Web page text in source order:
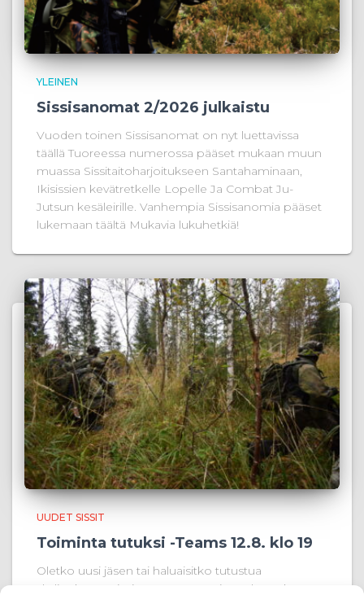
YLEINEN
Sissisanomat 2/2026 julkaistu
Vuoden toinen Sissisanomat on nyt luettavissa
täällä Tuoreessa numerossa pääset mukaan muun
muassa Sissitaitoharjoitukseen Santahaminaan,
Ikisissien kevätretkelle Lopelle Ja Combat Ju-
Jutsun kesäleirille. Vanhempia Sissisanomia pääset
lukemaan täältä Mukavia lukuhetkiä!
UUDET SISSIT
Toiminta tutuksi -Teams 12.8. klo 19
Oletko uusi jäsen tai haluaisitko tutustua
yhdistyksen toimintaan paremmin? Tule mukaan